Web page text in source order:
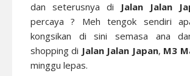
dan seterusnya di Jalan Jalan
percaya ? Meh tengok sendiri
kongsikan di sini semasa ana
shopping di Jalan Jalan Japan, M3
minggu lepas.